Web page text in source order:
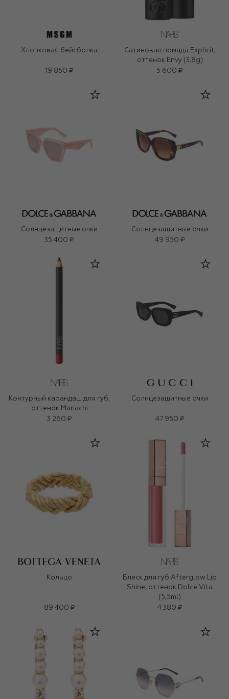
Хлопковая бейсболка
19 850 ₽
Сатиновая помада Explicit,
оттенок Envy (3,8g)
5 600 ₽
Солнцезащитные очки
35 400 ₽
Солнцезащитные очки
49 950 ₽
Контурный карандаш для губ,
оттенок Mariachi
3 260 ₽
Солнцезащитные очки
47 950 ₽
Кольцо
89 400 ₽
Блеск для губ Afterglow Lip
Shine, оттенок Dolce Vita
(5,5ml)
4 380 ₽